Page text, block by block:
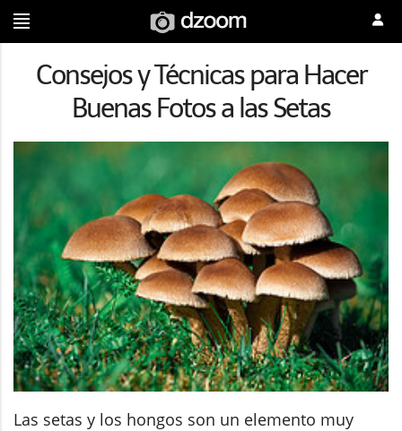
Consejos y Técnicas para Hacer
Buenas Fotos a las Setas
Las setas y los hongos son un elemento muy